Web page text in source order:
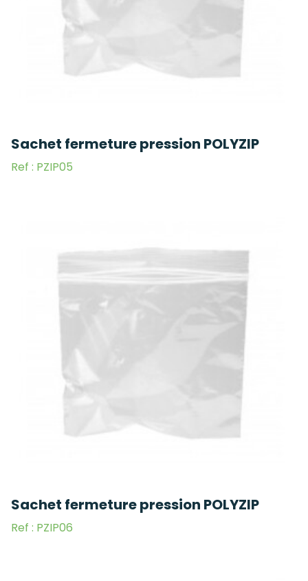
Sachet fermeture pression POLYZIP
Ref : PZIP05
Sachet fermeture pression POLYZIP
Ref : PZIP06